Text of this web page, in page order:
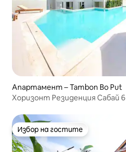
Апартамент – Tambon Bo Put
Хоризонт Резиденция Сабай 6
Избор на гостите
Избор на гостите